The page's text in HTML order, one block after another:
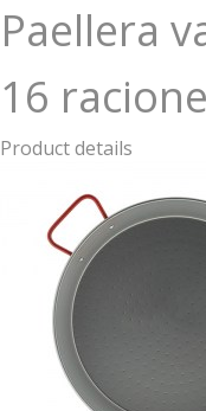
Paellera
16
Product details